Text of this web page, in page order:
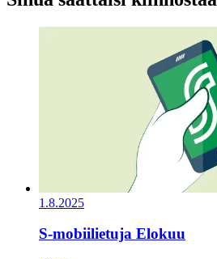
1.8.2025
S-mobiilietuja Elokuu